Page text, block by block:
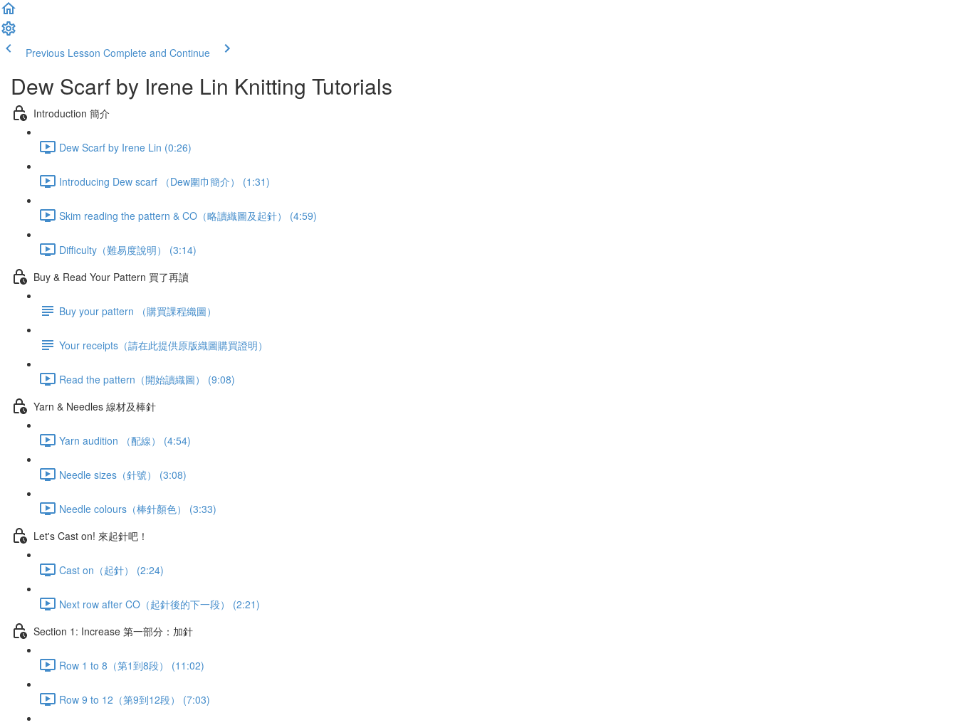
Previous Lesson Complete and Continue
Dew Scarf by Irene Lin Knitting Tutorials
Introduction 簡介
Dew Scarf by Irene Lin (0:26)
Introducing Dew scarf （Dew圍巾簡介） (1:31)
Skim reading the pattern & CO（略讀織圖及起針） (4:59)
Difficulty（難易度說明） (3:14)
Buy & Read Your Pattern 買了再讀
Buy your pattern （購買課程織圖）
Your receipts（請在此提供原版織圖購買證明）
Read the pattern（開始讀織圖） (9:08)
Yarn & Needles 線材及棒針
Yarn audition （配線） (4:54)
Needle sizes（針號） (3:08)
Needle colours（棒針顏色） (3:33)
Let's Cast on! 來起針吧！
Cast on（起針） (2:24)
Next row after CO（起針後的下一段） (2:21)
Section 1: Increase 第一部分：加針
Row 1 to 8（第1到8段） (11:02)
Row 9 to 12（第9到12段） (7:03)